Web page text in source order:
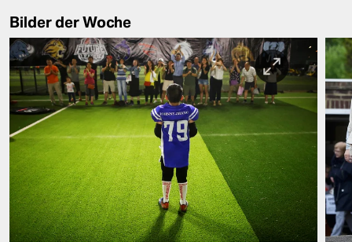
Bilder der Woche